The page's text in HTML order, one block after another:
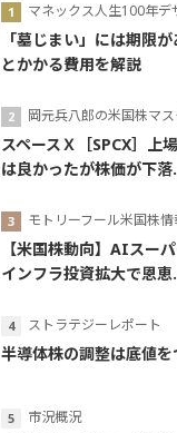
マネックス人生100年デ
「墓じまい」には期限
とかかる費用を解説
岡元兵八郎の米国株マ
スペースＸ［SPCX］上
は良かったが株価が下落
モトリーフール米国株情
【米国株動向】AIスー
インフラ投資拡大で恩恵
ストラテジーレポート
半導体株の調整は底値
市況概況